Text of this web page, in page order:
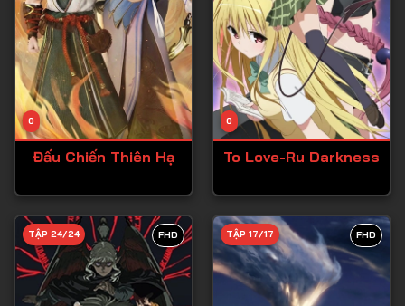
Tập 22
Tập 23
Tập 24
Tập 25
Tập 26
Tập 29
Tập 30
0
Đấu Chiến Thiên Hạ
0
To Love-Ru Darkness
FHD
TẬP 24/24 FHD
TẬP 17/17